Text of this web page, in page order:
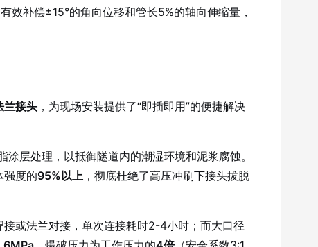
补偿±15°的角向位移和管长5%的轴向伸缩量，
兰接头，为现场安装提供了“即插即用”的便捷解决
层处理，以抵御隧道内的潮湿环境和泥浆腐蚀。
强度的95%以上，彻底杜绝了高压冲刷下接头拔脱
或法兰对接，单次连接耗时2-4小时；而大口径